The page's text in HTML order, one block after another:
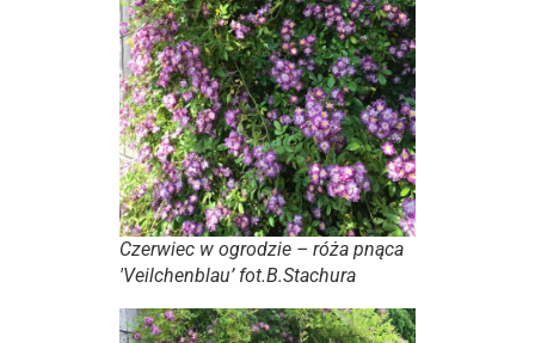
Czerwiec w ogrodzie – róża pnąca
'Veilchenblau’ fot.B.Stachura